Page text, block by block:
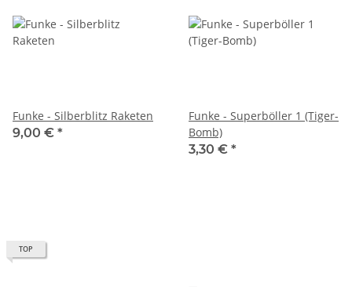
Funke - Silberblitz Raketen
9,00 € *
Funke - Superböller 1 (Tiger-
Bomb)
3,30 € *
TOP